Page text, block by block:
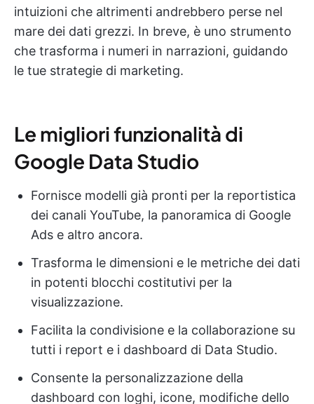
intuizioni che altrimenti andrebbero perse nel
mare dei dati grezzi. In breve, è uno strumento
che trasforma i numeri in narrazioni, guidando
le tue strategie di marketing.
Le migliori funzionalità di
Google Data Studio
Fornisce modelli già pronti per la reportistica
dei canali YouTube, la panoramica di Google
Ads e altro ancora.
Trasforma le dimensioni e le metriche dei dati
in potenti blocchi costitutivi per la
visualizzazione.
Facilita la condivisione e la collaborazione su
tutti i report e i dashboard di Data Studio.
Consente la personalizzazione della
dashboard con loghi, icone, modifiche dello